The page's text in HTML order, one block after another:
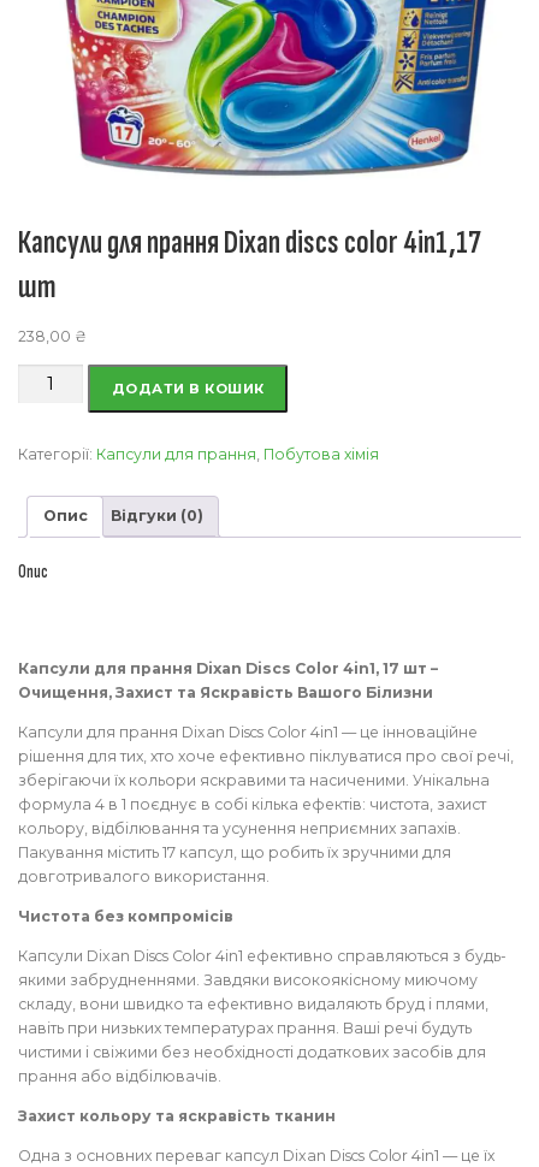
Капсули для прання Dixan discs color 4in1,17
шт
238,00 ₴
Капсули
Dixan
color
4in1,17
шт
кількість
ДОДАТИ В КОШИК
Категорії: Капсули для прання Побутова хімія
Опис Відгуки (0)
Опис
Капсули для прання Dixan Discs Color 4in1, 17 шт –
Очищення, Захист та Яскравість Вашого Білизни
Капсули для прання Dixan Discs Color 4in1 — це інноваційне
рішення для тих, хто хоче ефективно піклуватися про свої речі,
зберігаючи їх кольори яскравими та насиченими. Унікальна
формула 4 в 1 поєднує в собі кілька ефектів: чистота, захист
кольору, відбілювання та усунення неприємних запахів.
Пакування містить 17 капсул, що робить їх зручними для
довготривалого використання.
Чистота без компромісів
Капсули Dixan Discs Color 4in1 ефективно справляються з будь-
якими забрудненнями. Завдяки високоякісному миючому
складу, вони швидко та ефективно видаляють бруд і плями,
навіть при низьких температурах прання. Ваші речі будуть
чистими і свіжими без необхідності додаткових засобів для
прання або відбілювачів.
Захист кольору та яскравість тканин
Одна з основних переваг капсул Dixan Discs Color 4in1 — це їх